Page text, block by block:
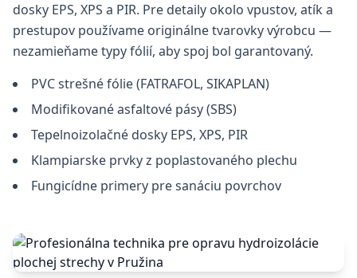
dosky EPS, XPS a PIR. Pre detaily okolo vpustov, atík a
prestupov používame originálne tvarovky výrobcu —
nezamieňame typy fólií, aby spoj bol garantovaný.
PVC strešné fólie (FATRAFOL, SIKAPLAN)
Modifikované asfaltové pásy (SBS)
Tepelnoizolačné dosky EPS, XPS, PIR
Klampiarske prvky z poplastovaného plechu
Fungicídne primery pre sanáciu povrchov